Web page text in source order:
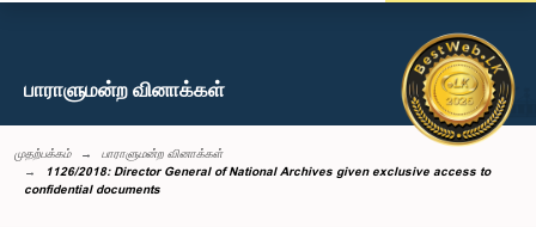
பாராளுமன்ற வினாக்கள்
முதற்பக்கம்
பாராளுமன்ற வினாக்கள்
1126/2018: Director General of National Archives given exclusive access to
confidential documents